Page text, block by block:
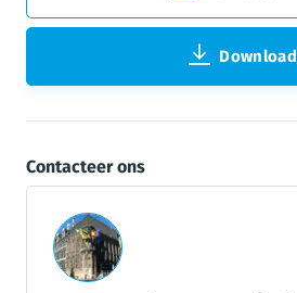
Download
Contacteer ons